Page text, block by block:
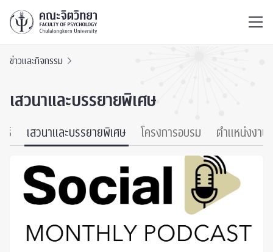
ข่าวและกิจกรรม
เสวนาและบรรยายพิเศษ
ธ์ เสวนาและบรรยายพิเศษ โครงการอบรม ตำแหน่งงาน